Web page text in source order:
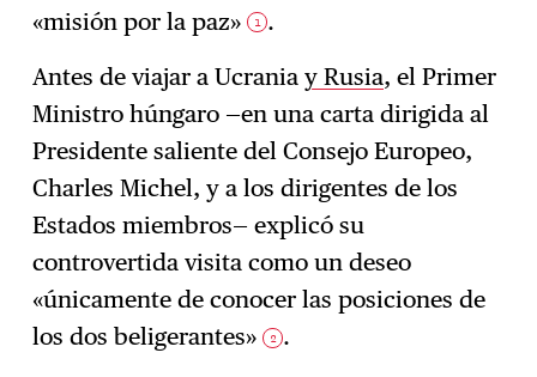
«misión por la paz» 1 .
Antes de viajar a Ucraniay Rusia, el Primer
Ministro húngaro —en una carta dirigida al
Presidente saliente del Consejo Europeo,
Charles Michel, y a los dirigentes de los
Estados miembros— explicó su
controvertida visita como un deseo
«únicamente de conocer las posiciones de
los dos beligerantes» 2 .